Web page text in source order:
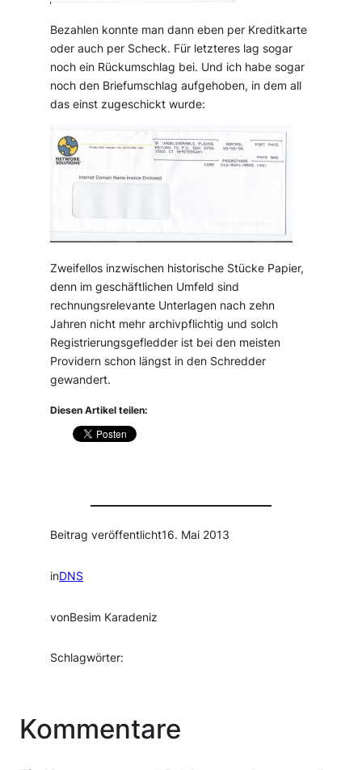
Bezahlen konnte man dann eben per Kreditkarte
oder auch per Scheck. Für letzteres lag sogar
noch ein Rückumschlag bei. Und ich habe sogar
noch den Briefumschlag aufgehoben, in dem all
das einst zugeschickt wurde:
Zweifellos inzwischen historische Stücke Papier,
denn im geschäftlichen Umfeld sind
rechnungsrelevante Unterlagen nach zehn
Jahren nicht mehr archivpflichtig und solch
Registrierungsgefledder ist bei den meisten
Providern schon längst in den Schredder
gewandert.
Diesen Artikel teilen:
Beitrag veröffentlicht16. Mai 2013
inDNS
vonBesim Karadeniz
Schlagwörter:
Kommentare